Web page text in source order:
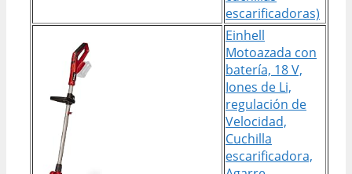
escarificadoras)
Einhell
Motoazada con
batería, 18 V,
Iones de Li,
regulación de
Velocidad,
Cuchilla
escarificadora,